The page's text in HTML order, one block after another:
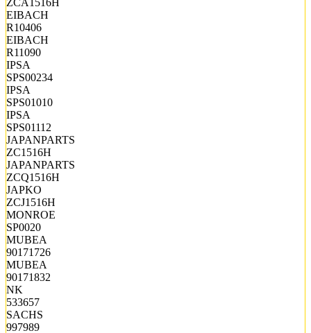
EIBACH
R10406
EIBACH
R11090
IPSA
SPS00234
IPSA
SPS01010
IPSA
SPS01112
JAPANPARTS
ZC1516H
JAPANPARTS
ZCQ1516H
JAPKO
ZCJ1516H
MONROE
SP0020
MUBEA
90171726
MUBEA
90171832
NK
533657
SACHS
997989